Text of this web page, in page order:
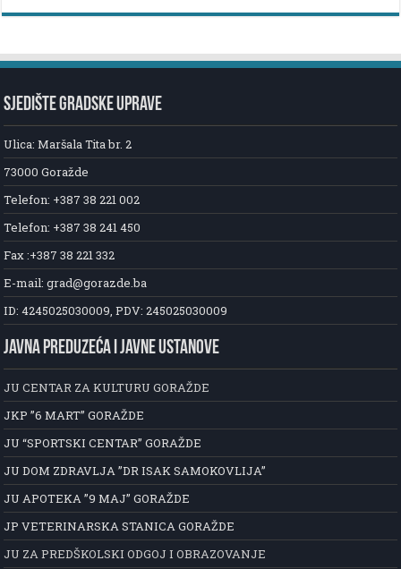
SJEDIŠTE GRADSKE UPRAVE
Ulica: Maršala Tita br. 2
73000 Goražde
Telefon: +387 38 221 002
Telefon: +387 38 241 450
Fax :+387 38 221 332
E-mail: grad@gorazde.ba
ID: 4245025030009, PDV: 245025030009
JAVNA PREDUZEĆA I JAVNE USTANOVE
JU CENTAR ZA KULTURU GORAŽDE
JKP ”6 MART” GORAŽDE
JU “SPORTSKI CENTAR” GORAŽDE
JU DOM ZDRAVLJA ”DR ISAK SAMOKOVLIJA”
JU APOTEKA ”9 MAJ” GORAŽDE
JP VETERINARSKA STANICA GORAŽDE
JU ZA PREDŠKOLSKI ODGOJ I OBRAZOVANJE